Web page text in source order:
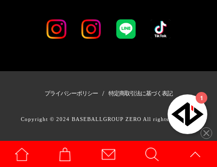
プライバシーポリシー / 特定商取引法に基づく表記
Copyright © 2024 BASEBALLGROUP ZERO All rights Reserved.